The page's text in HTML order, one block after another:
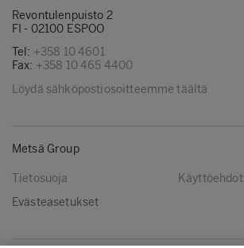
Revontulenpuisto 2
FI - 02100 ESPOO
Tel: +358 10 4601
Fax: +358 10 465 4400
Löydä sähköpostiosoitteemme täältä
Metsä Group
Tietosuoja
Käyttöehdot
Evästeasetukset